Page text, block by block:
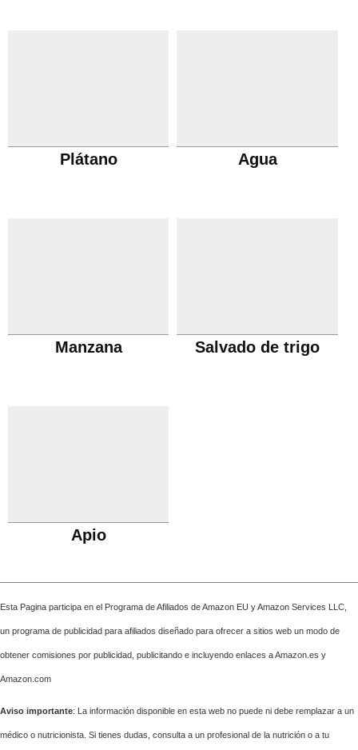
Plátano Agua
Manzana Salvado de trigo
Apio
Esta Pagina participa en el Programa de Afiliados de Amazon EU y Amazon Services LLC,
un programa de publicidad para afiliados diseñado para ofrecer a sitios web un modo de
obtener comisiones por publicidad, publicitando e incluyendo enlaces a Amazon.es y
Amazon.com
Aviso importante: La información disponible en esta web no puede ni debe remplazar a un
médico o nutricionista. Si tienes dudas, consulta a un profesional de la nutrición o a tu